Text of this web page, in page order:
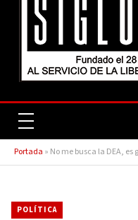
Portada » No me busca la DEA,
POLÍTICA